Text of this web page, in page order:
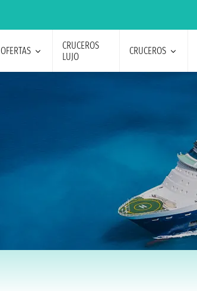
OFERTAS
CRUCEROS
LUJO
CRUCEROS